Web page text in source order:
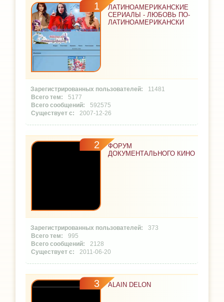
1
ЛАТИНОАМЕРИКАНСКИЕ
СЕРИАЛЫ - ЛЮБОВЬ ПО-
ЛАТИНОАМЕРИКАНСКИ
11481
5177
592575
2007-12-26
2
ФОРУМ
ДОКУМЕНТАЛЬНОГО КИНО
373
995
2128
2011-06-20
3 ALAIN DELON